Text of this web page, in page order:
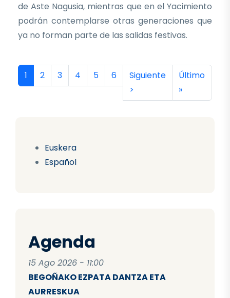
Euskera
Español
Agenda
15 Ago 2026 - 11:00
BEGOÑAKO EZPATA DANTZA ETA
AURRESKUA
de Aste Nagusia, mientras que en el Yacimiento
podrán contemplarse otras generaciones que
ya no forman parte de las salidas festivas.
Paginación
Página actual
1 Página
2 Página
3 Página
4 Página
5 Página
6 Siguiente página
Siguiente
>
Última
Último
»